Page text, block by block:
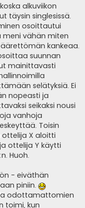
alkuviikon
täysin singlesissä.
osoittautui
meni vähän miten
kankeaa.
suunnan
mainittavasti
selätyksiä. Ei
nopeasti ja
seikaksi nousi
vanhoja
Toisin
X aloitti
ottelija Y käytti
Huoh.
- eiväthän
piniin.
odottamattomien
toimi, kun